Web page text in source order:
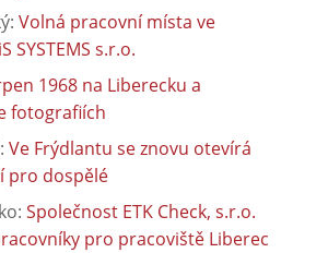
: Volná pracovní místa ve
SYSTEMS s.r.o.
1968 na Liberecku a
fotografiích
: Ve Frýdlantu se znovu otevírá
pro dospělé
: Společnost ETK Check, s.r.o.
pro pracoviště Liberec